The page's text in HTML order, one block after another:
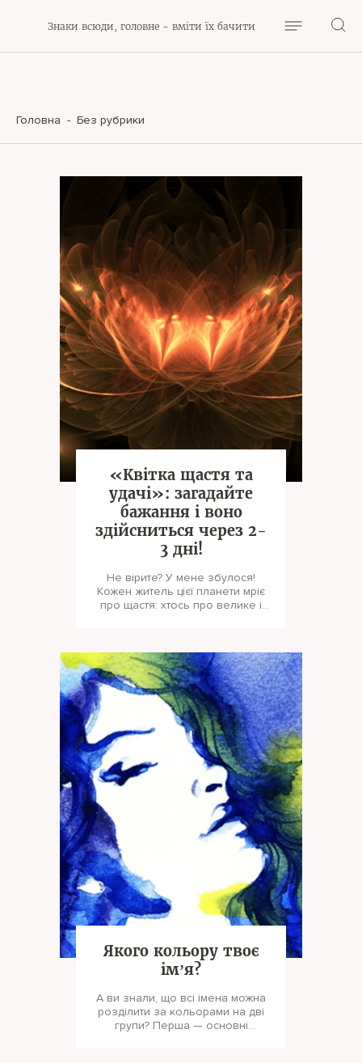
Знаки всюди, головне - вміти їх бачити
Головна - Без рубрики
«Квітка щастя та
удачі»: загадайте
бажання і воно
здійсниться через 2-
3 дні!
Не вірите? У мене збулося!
Кожен житель цієї планети мріє
про щастя: хтось про велике і
Якого кольору твоє
імʼя?
А ви знали, що всі імена можна
розділити за кольорами на дві
групи? Перша — основні